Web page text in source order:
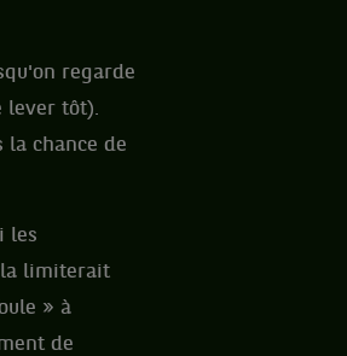
regarde
lever tôt).
la chance de
les
limiterait
» à
de